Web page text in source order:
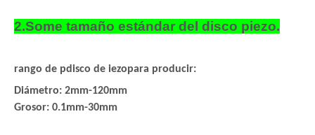
2.Some tamaño estándar del disco piezo.
rango de pdisco de iezopara producir:
Diámetro: 2mm-120mm
Grosor: 0.1mm-30mm